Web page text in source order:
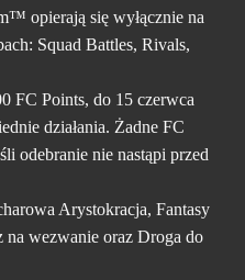
opierają się wyłącznie na
Squad Battles, Rivals,
FC Points, do 15 czerwca
działania. Żadne FC
odebranie nie nastąpi przed
Arystokracja, Fantasy
wezwanie oraz Droga do